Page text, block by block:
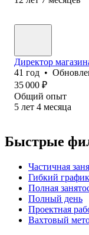
Директор
41 год •
35 000 ₽
Общий опыт
5 лет 4 месяца
Быстрые
Частичная
Гибкий график
Полная
Полный день
Проектная
Вахтовый